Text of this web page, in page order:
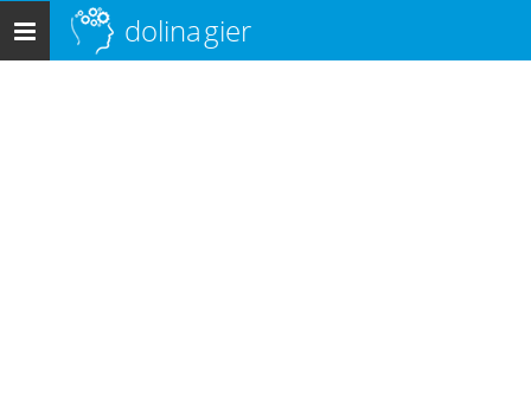
Menu
główne
dolinagier